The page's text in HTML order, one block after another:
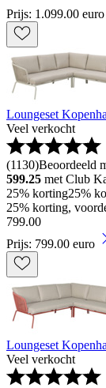
Prijs: 1.099.00 euro
Loungeset
Veel verkocht
(1130)Beoordeeld
599.25 met Club
25% korting25%
25% korting,
799.00
Prijs: 799.00 euro
Loungeset
Veel verkocht